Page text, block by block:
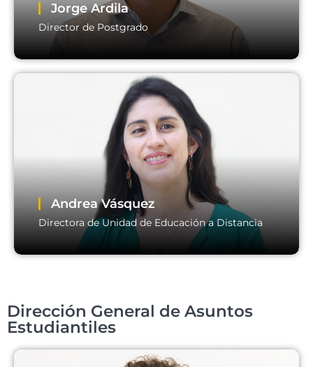
Jorge Ardila
Director de Postgrado
Jorge Ardila
Director de Postgrado
director.postgrado@usm.cl
Andrea Vásquez
Directora de Unidad de Educación a Distancia
Directora de Unidad de Educación a Distancia
Email:director.dired@usm.cl
Dirección General de Asuntos
Estudiantiles